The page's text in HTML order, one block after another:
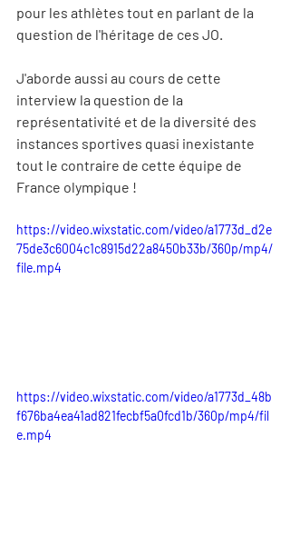
pour les athlètes tout en parlant de la
question de l'héritage de ces JO.
J'aborde aussi au cours de cette
interview la question de la
représentativité et de la diversité des
instances sportives quasi inexistante
tout le contraire de cette équipe de
France olympique !
https://video.wixstatic.com/video/a1773d_d2e
75de3c6004c1c8915d22a8450b33b/360p/mp4/
file.mp4
https://video.wixstatic.com/video/a1773d_48b
f676ba4ea41ad821fecbf5a0fcd1b/360p/mp4/fil
e.mp4